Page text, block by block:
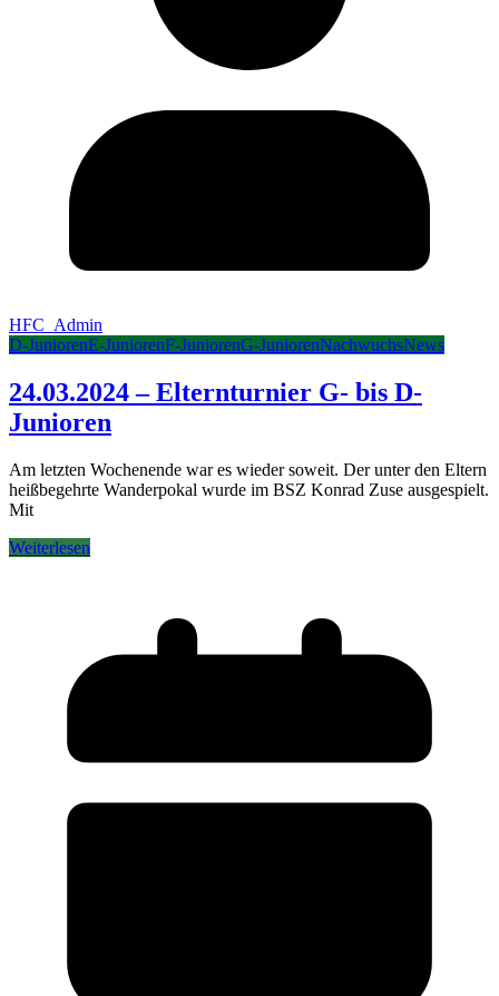
HFC_Admin
D-JuniorenE-JuniorenF-JuniorenG-JuniorenNachwuchsNews
24.03.2024 – Elternturnier G- bis D-
Junioren
Am letzten Wochenende war es wieder soweit. Der unter den Eltern
heißbegehrte Wanderpokal wurde im BSZ Konrad Zuse ausgespielt.
Mit
Weiterlesen